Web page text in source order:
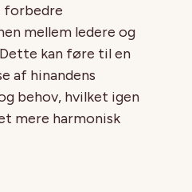
forbedre
mellem ledere og
kan føre til en
af hinandens
behov, hvilket igen
mere harmonisk